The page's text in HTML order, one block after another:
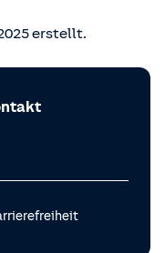
erstellt.